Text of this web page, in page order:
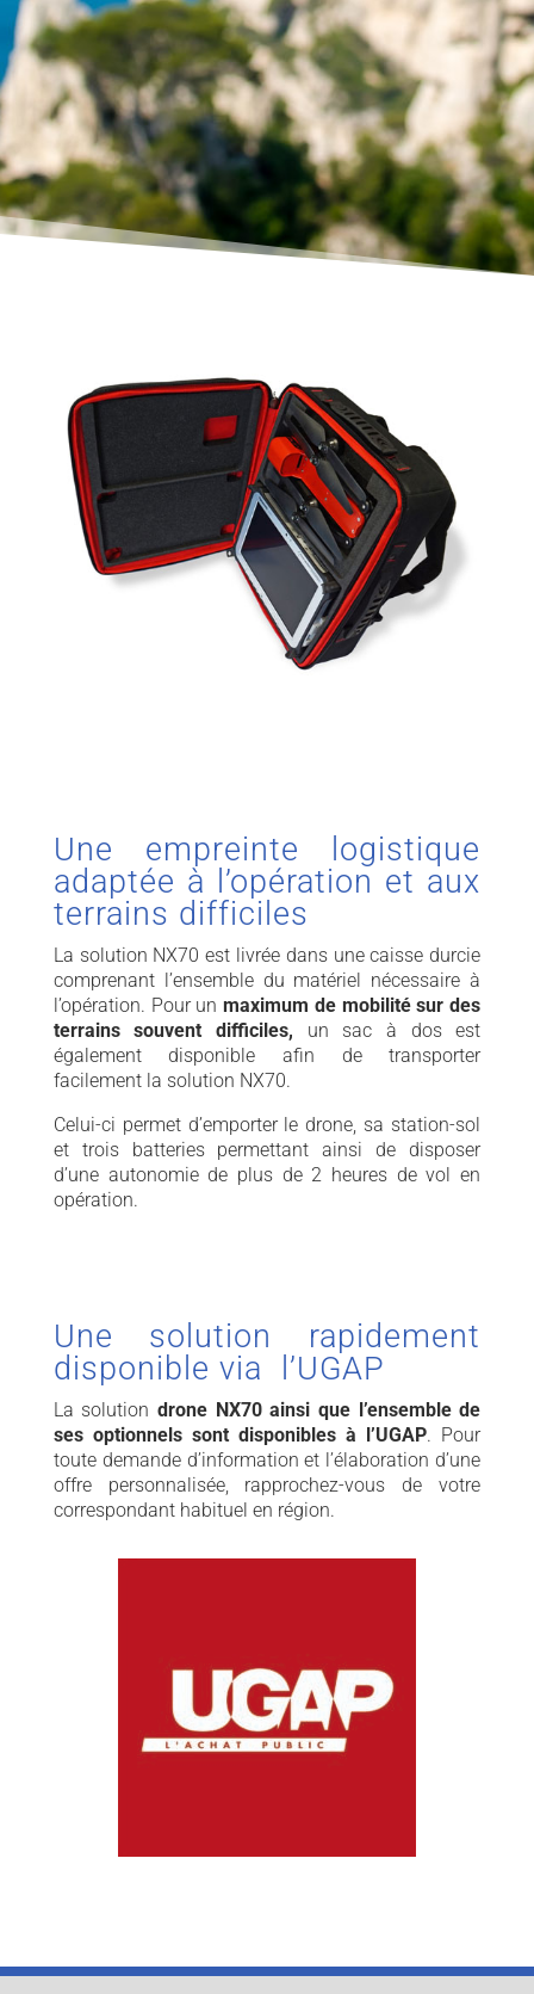
Une empreinte logistique
adaptée à l’opération et aux
terrains difficiles
La solution NX70 est livrée dans une caisse durcie
comprenant l’ensemble du matériel nécessaire à
l’opération. Pour unmaximum de mobilité sur des
terrains souvent difficiles, un sac à dos est
également disponible afin de transporter
facilement la solution NX70.
Celui-ci permet d’emporter le drone, sa station-sol
et trois batteries permettant ainsi de disposer
d’une autonomie de plus de 2 heures de vol en
opération.
Une solution rapidement
disponible via l’UGAP
La solutiondrone NX70 ainsi que l’ensemble de
ses optionnels sont disponibles à l’UGAP. Pour
toute demande d’information et l’élaboration d’une
offre personnalisée, rapprochez-vous de votre
correspondant habituel en région.